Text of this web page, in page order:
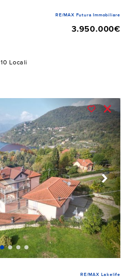
RE/MAX Futura Immobiliare
3.950.000€
10 Locali
RE/MAX Lakelife